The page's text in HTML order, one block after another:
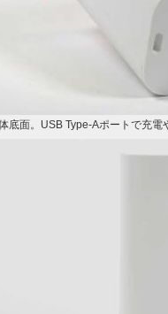
底面。USB Type-Aポートで充